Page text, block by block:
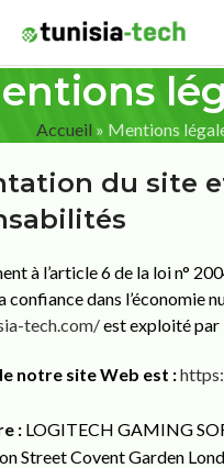
Accueil » Mentions
du site
à l’article 6 de la loi n°
confiance dans l’économie
tech.com/est exploité par
notre site Web est :
: LOGITECH GAMING
Street Covent Garden